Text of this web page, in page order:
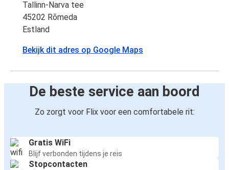
Tallinn-Narva tee
45202 Rõmeda
Estland
Bekijk dit adres op Google Maps
De beste service aan boord
Zo zorgt voor Flix voor een comfortabele rit:
Gratis WiFi
Blijf verbonden tijdens je reis
Stopcontacten